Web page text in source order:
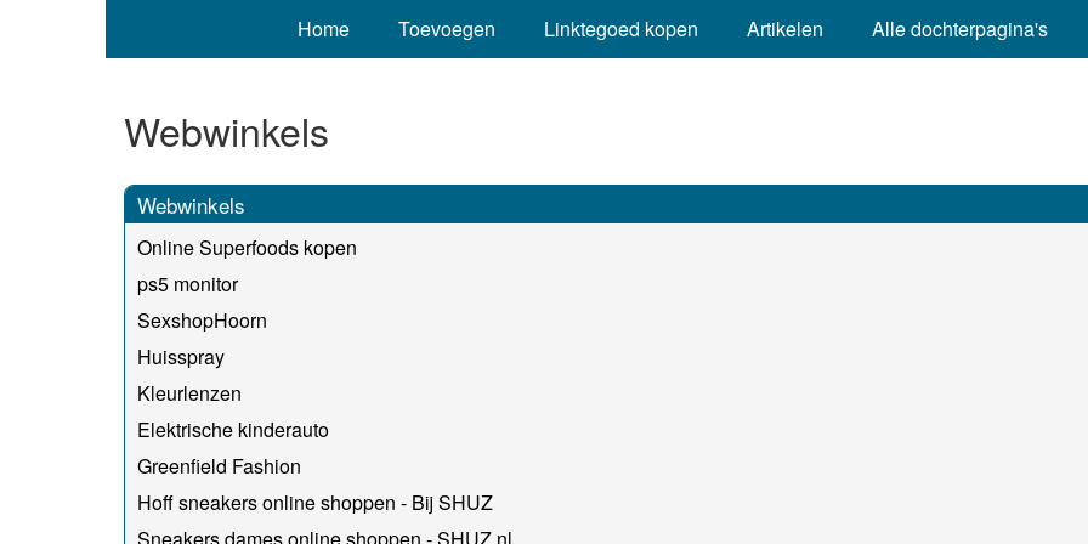
Home Toevoegen Linktegoed kopen Artikelen Alle dochterpagina's
Webwinkels
Webwinkels
Online Superfoods kopen
ps5 monitor
SexshopHoorn
Huisspray
Kleurlenzen
Elektrische kinderauto
Greenfield Fashion
Hoff sneakers online shoppen - Bij SHUZ
Sneakers dames online shoppen - SHUZ.nl